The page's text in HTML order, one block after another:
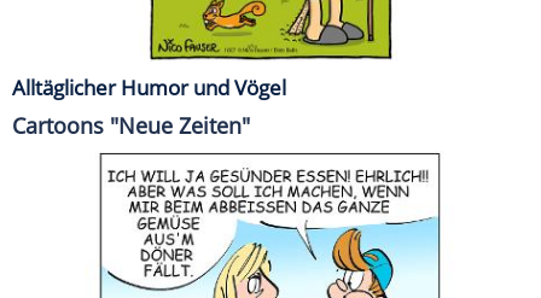
Alltäglicher Humor und Vögel
Cartoons "Neue Zeiten"